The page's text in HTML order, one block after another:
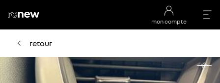
mon compte
retour